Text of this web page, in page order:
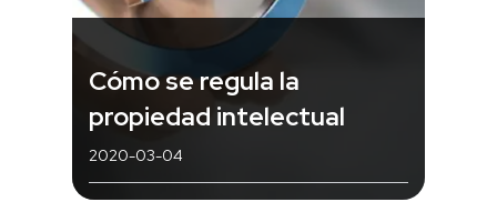
Cómo se regula la
propiedad intelectual
2020-03-04